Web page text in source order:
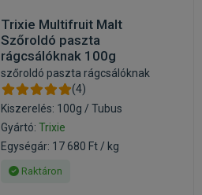
Trixie Multifruit Malt
Szőroldó paszta
rágcsálóknak 100g
szőroldó paszta rágcsálóknak
(4)
Kiszerelés: 100g / Tubus
Gyártó: Trixie
Egységár: 17 680 Ft / kg
Raktáron